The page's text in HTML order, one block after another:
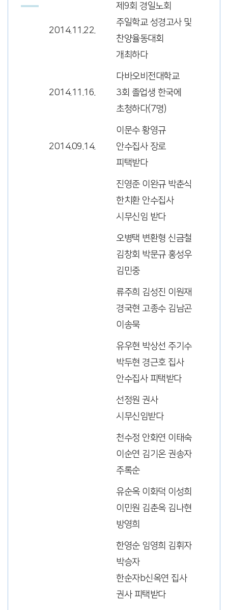
2014.11.22.
제9회 경일노회
주일학교 성경고사 및
찬양율동대회
개최하다
2014.11.16.
다바오비전대학교
3회 졸업생 한국에
초청하다(7명)
2014.09.14.
이문수 황영규
안수집사 장로
피택받다
진영준 이완규 박춘식
한치환 안수집사
시무신임 받다
오병택 변환형 신금철
김창회 박문규 홍성우
김민중
류주희 김성진 이원재
경국현 고종수 김남곤
이송묵
유우현 박상선 주기수
박두현 경근호 집사
안수집사 피택받다
선정원 권사
시무신임받다
천수정 안화연 이태숙
이순연 김기온 권송자
주록순
유순옥 이화덕 이성희
이민원 김춘옥 김나현
방영희
한영순 임영희 김휘자
박승자
한순자b신옥연 집사
권사 피택받다